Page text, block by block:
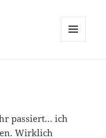
passiert… ich
Wirklich